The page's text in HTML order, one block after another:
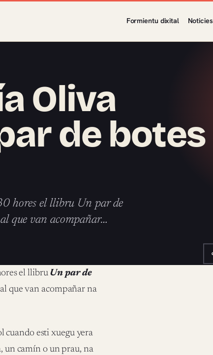
Formientu dixital Noticies
Oliva
de botes
hores el llibru Un par de
que van acompañar…
el llibru Un par de
que van acompañar na
cuando esti xuegu yera
un camín o un prau, na